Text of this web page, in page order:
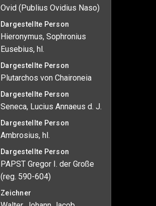
Ovid (Publius Ovidius Naso)
Dargestellte Person
Hieronymus, Sophronius
Eusebius, hl.
Dargestellte Person
Plutarchos von Chaironeia
Dargestellte Person
Seneca, Lucius Annaeus d. J.
Dargestellte Person
Ambrosius, hl.
Dargestellte Person
PAPST Gregor I. der Große
(reg. 590-604)
Zeichner